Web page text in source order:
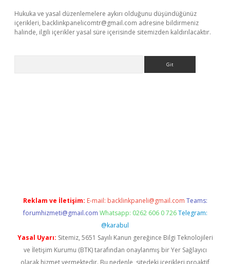
Hukuka ve yasal düzenlemelere aykırı olduğunu düşündüğünüz
içerikleri, backlinkpanelicomtr@gmail.com adresine bildirmeniz
halinde, ilgili içerikler yasal süre içerisinde sitemizden kaldırılacaktır.
Reklam ve İletişim: E-mail: backlinkpaneli@gmail.com Teams:
forumhizmeti@gmail.com Whatsapp: 0262 606 0 726 Telegram:
@karabul
Yasal Uyarı: Sitemiz, 5651 Sayılı Kanun gereğince Bilgi Teknolojileri
ve İletişim Kurumu (BTK) tarafından onaylanmış bir Yer Sağlayıcı
olarak hizmet vermektedir. Bu nedenle, sitedeki içerikleri proaktif